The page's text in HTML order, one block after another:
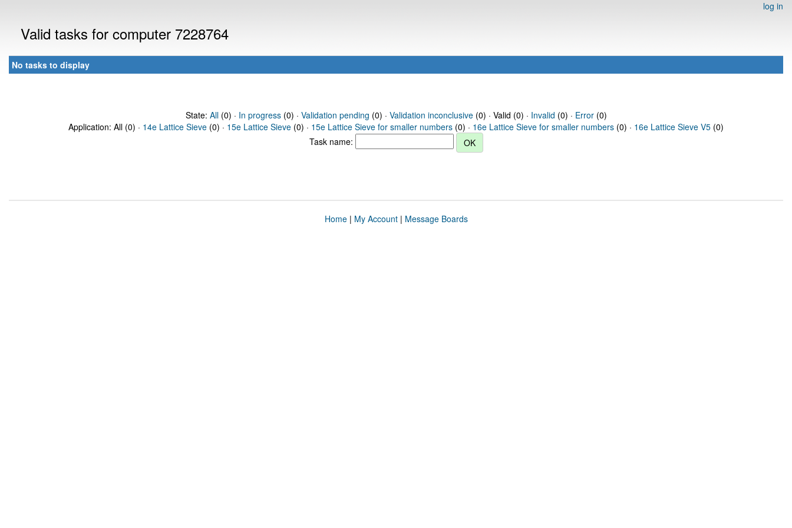
log in
Valid tasks for computer 7228764
No tasks to display
State: All(0) · In progress(0) · Validation pending (0) · Validation inconclusive(0) · Valid (0) · Invalid (0) · Error(0)
Application: All (0) · 14e Lattice Sieve (0) · 15e Lattice Sieve (0) · 15e Lattice Sieve for smaller numbers (0) · 16e Lattice Sieve for smaller numbers (0) · 16e Lattice Sieve V5 (0)
Task name:
Home| My Account| Message Boards